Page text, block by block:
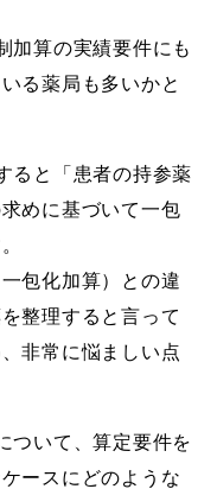
加算の実績要件にも
る薬局も多いかと
ると「患者の持参薬
めに基づいて一包
包化加算）との違
整理すると言って
非常に悩ましい点
ついて、算定要件を
ースにどのような